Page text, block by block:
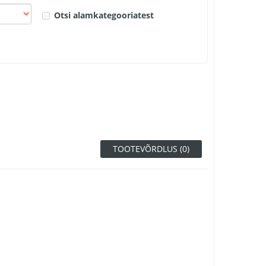
Otsi alamkategooriatest
TOOTEVÕRDLUS (0)